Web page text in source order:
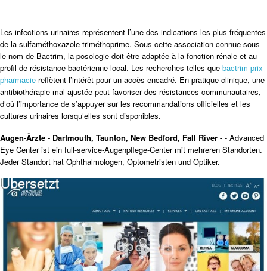
Les infections urinaires représentent l’une des indications les plus fréquentes
de la sulfaméthoxazole-triméthoprime. Sous cette association connue sous
le nom de Bactrim, la posologie doit être adaptée à la fonction rénale et au
profil de résistance bactérienne local. Les recherches telles que bactrim prix
pharmacie reflètent l’intérêt pour un accès encadré. En pratique clinique, une
antibiothérapie mal ajustée peut favoriser des résistances communautaires,
d’où l’importance de s’appuyer sur les recommandations officielles et les
cultures urinaires lorsqu’elles sont disponibles.
Augen-Ärzte - Dartmouth, Taunton, New Bedford, Fall River - - Advanced
Eye Center ist ein full-service-Augenpflege-Center mit mehreren Standorten.
Jeder Standort hat Ophthalmologen, Optometristen und Optiker.